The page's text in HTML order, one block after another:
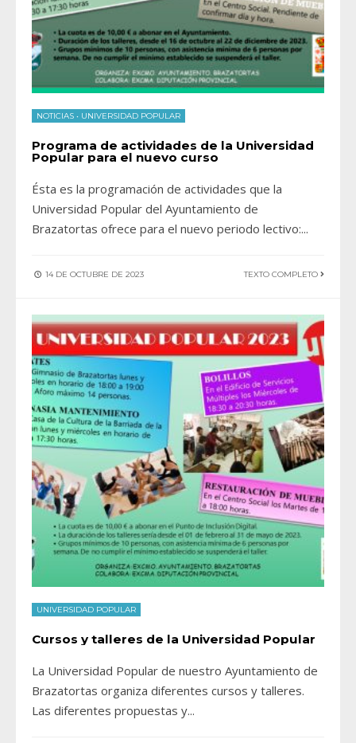
NOTICIAS • UNIVERSIDAD POPULAR
Programa de actividades de la Universidad
Popular para el nuevo curso
Ésta es la programación de actividades que la
Universidad Popular del Ayuntamiento de
Brazatortas ofrece para el nuevo periodo lectivo:...
14 DE OCTUBRE DE 2023 TEXTO COMPLETO
UNIVERSIDAD POPULAR
Cursos y talleres de la Universidad Popular
La Universidad Popular de nuestro Ayuntamiento de
Brazatortas organiza diferentes cursos y talleres.
Las diferentes propuestas y...